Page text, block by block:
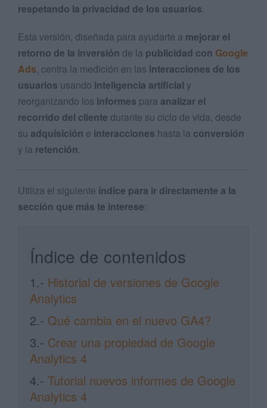
respetando la privacidad de los usuarios.
Esta versión, diseñada para ayudarte a mejorar el
retorno de la inversión de la publicidad con Google
Ads, centra la medición en las interacciones de los
usuarios usando inteligencia artificial y
reorganizando los informes para analizar el
recorrido del cliente durante su ciclo de vida, desde
su adquisición e interacciones hasta la conversión
y la retención.
Utiliza el siguiente índice para ir directamente a la
sección que más te interese:
Índice de contenidos
1.- Historial de versiones de Google
Analytics
2.- Qué cambia en el nuevo GA4?
3.- Crear una propiedad de Google
Analytics 4
4.- Tutorial nuevos informes de Google
Analytics 4